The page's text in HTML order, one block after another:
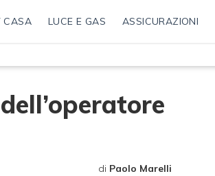
CASA LUCE E GAS ASSICURAZIONI
di Paolo Marelli